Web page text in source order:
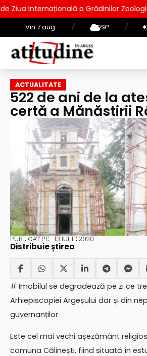
Vin 7 aug. / 29° /
a Grădinilor Zoologice
ACTUALITATE
522 de ani de la
certă a Mănăstirii
PUBLICAT PE : 13 IULIE 2020
Distribuie știrea
# Imobilul se degradează pe zi ce
Arhiepiscopiei Argeșului dar și din
guvernanților
Este cel mai vechi așezământ
comuna Călinești, fiind situată în